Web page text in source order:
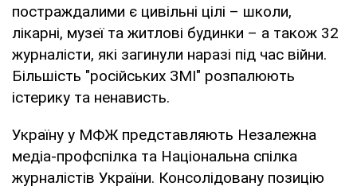
постраждалими є цивільні цілі – школи,
лікарні, музеї та житлові будинки – а також 32
журналісти, які загинули наразі під час війни.
Більшість "російських ЗМІ" розпалюють
істерику та ненависть.
Україну у МФЖ представляють Незалежна
медіа-профспілка та Національна спілка
журналістів України. Консолідовану позицію